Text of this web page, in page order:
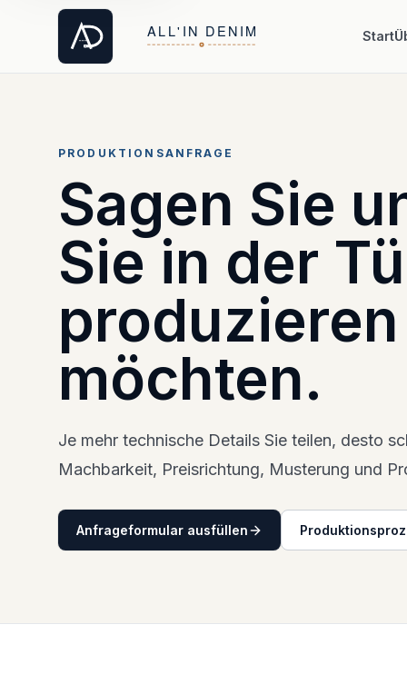
Start
PRODUKTIONSANFRAGE
Sagen Sie
Sie in der
produzieren
möchten.
Je mehr technische Details Sie teilen, desto
Machbarkeit, Preisrichtung, Musterung und
Anfrageformular ausfüllen